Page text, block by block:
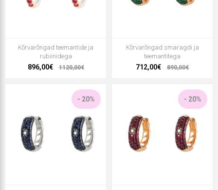
Kõrvarõngad teemantide ja
rubiinidega
896,00€ 1120,00€
Kõrvarõngad smaragdi ja
teemantitega
712,00€ 890,00€
- 20% - 20%